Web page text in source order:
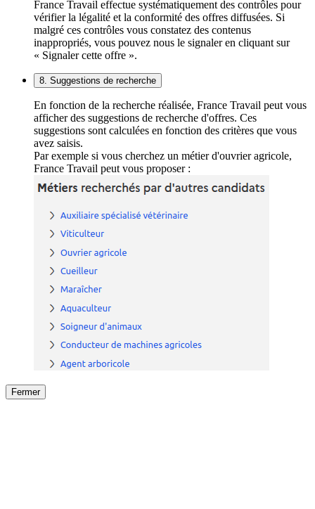
France Travail effectue systématiquement des contrôles pour
vérifier la légalité et la conformité des offres diffusées. Si
malgré ces contrôles vous constatez des contenus
inappropriés, vous pouvez nous le signaler en cliquant sur
« Signaler cette offre ».
8. Suggestions de recherche
En fonction de la recherche réalisée, France Travail peut vous
afficher des suggestions de recherche d'offres. Ces
suggestions sont calculées en fonction des critères que vous
avez saisis.
Par exemple si vous cherchez un métier d'ouvrier agricole,
France Travail peut vous proposer :
Fermer